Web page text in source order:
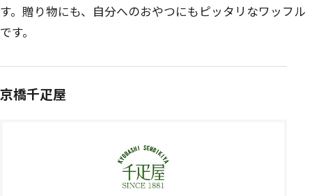
す。贈り物にも、自分へのおやつにもピッタリなワッフル
です。
京橋千疋屋